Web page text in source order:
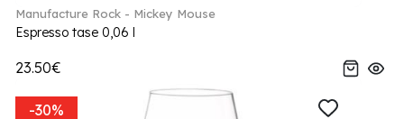
Manufacture Rock - Mickey Mouse
Espresso tase 0,06 l
23.50€
-30%